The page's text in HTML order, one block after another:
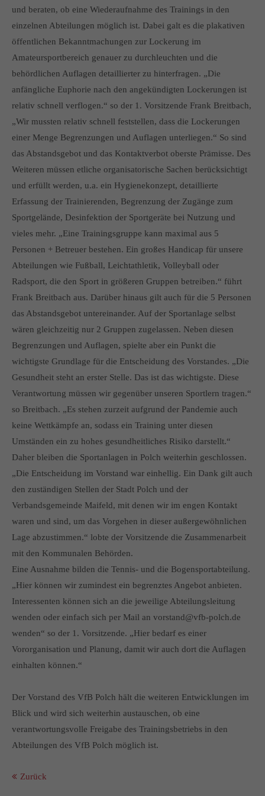
info@yourdomain.com
About us
Lorem ipsum dolor sit amet, consectetuer adipiscing elit.
Aenean commodo ligula eget dolor. Aenean massa. Cum
sociis natoque penatibus et magnis dis parturient montes,
nascetur ridiculus mus. Donec quam felis, ultricies nec.
und beraten, ob eine Wiederaufnahme des Trainings in den
einzelnen Abteilungen möglich ist. Dabei galt es die plakativen
öffentlichen Bekanntmachungen zur Lockerung im
Amateursportbereich genauer zu durchleuchten und die
behördlichen Auflagen detaillierter zu hinterfragen. „Die
anfängliche Euphorie nach den angekündigten Lockerungen ist
relativ schnell verflogen.“ so der 1. Vorsitzende Frank Breitbach,
„Wir mussten relativ schnell feststellen, dass die Lockerungen
einer Menge Begrenzungen und Auflagen unterliegen.“ So sind
das Abstandsgebot und das Kontaktverbot oberste Prämisse. Des
Weiteren müssen etliche organisatorische Sachen berücksichtigt
und erfüllt werden, u.a. ein Hygienekonzept, detaillierte
Erfassung der Trainierenden, Begrenzung der Zugänge zum
Sportgelände, Desinfektion der Sportgeräte bei Nutzung und
vieles mehr. „Eine Trainingsgruppe kann maximal aus 5
Personen + Betreuer bestehen. Ein großes Handicap für unsere
Abteilungen wie Fußball, Leichtathletik, Volleyball oder
Radsport, die den Sport in größeren Gruppen betreiben.“ führt
Frank Breitbach aus. Darüber hinaus gilt auch für die 5 Personen
das Abstandsgebot untereinander. Auf der Sportanlage selbst
wären gleichzeitig nur 2 Gruppen zugelassen. Neben diesen
Begrenzungen und Auflagen, spielte aber ein Punkt die
wichtigste Grundlage für die Entscheidung des Vorstandes. „Die
Gesundheit steht an erster Stelle. Das ist das wichtigste. Diese
Verantwortung müssen wir gegenüber unseren Sportlern tragen.“
so Breitbach. „Es stehen zurzeit aufgrund der Pandemie auch
keine Wettkämpfe an, sodass ein Training unter diesen
Umständen ein zu hohes gesundheitliches Risiko darstellt.“
Daher bleiben die Sportanlagen in Polch weiterhin geschlossen.
„Die Entscheidung im Vorstand war einhellig. Ein Dank gilt auch
den zuständigen Stellen der Stadt Polch und der
Verbandsgemeinde Maifeld, mit denen wir im engen Kontakt
waren und sind, um das Vorgehen in dieser außergewöhnlichen
Lage abzustimmen.“ lobte der Vorsitzende die Zusammenarbeit
mit den Kommunalen Behörden.
Eine Ausnahme bilden die Tennis- und die Bogensportabteilung.
„Hier können wir zumindest ein begrenztes Angebot anbieten.
Interessenten können sich an die jeweilige Abteilungsleitung
wenden oder einfach sich per Mail an vorstand@vfb-polch.de
wenden“ so der 1. Vorsitzende. „Hier bedarf es einer
Vororganisation und Planung, damit wir auch dort die Auflagen
einhalten können.“
Der Vorstand des VfB Polch hält die weiteren Entwicklungen im
Blick und wird sich weiterhin austauschen, ob eine
verantwortungsvolle Freigabe des Trainingsbetriebs in den
Abteilungen des VfB Polch möglich ist.
Zurück